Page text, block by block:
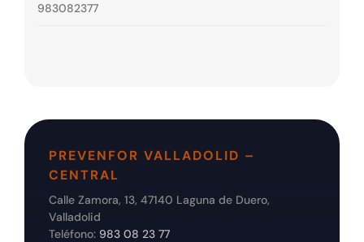
983082377
PREVENFOR VALLADOLID –
CENTRAL
Calle Zamora, 13, 47140 Laguna de Duero,
Valladolid
Teléfono: 983 08 23 77